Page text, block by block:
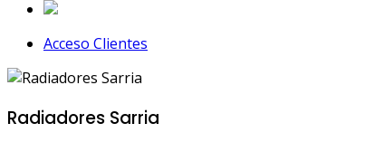
Acceso Clientes
Radiadores Sarria